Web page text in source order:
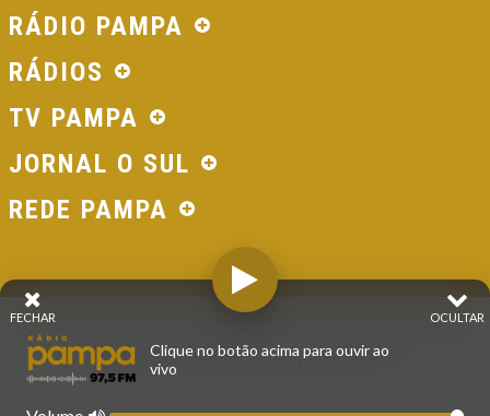
RÁDIO PAMPA
RÁDIOS
TV PAMPA
JORNAL O SUL
REDE PAMPA
© 2026 - Direitos Reservados - Rádio Pampa - Rede
Pampa de Comunicação | RS - Brasil.
OCULTAR
FECHAR
Clique no botão acima para ouvir ao
vivo